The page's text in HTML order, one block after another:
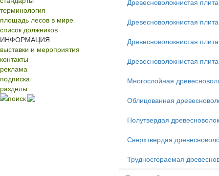
терминология
площадь лесов в мире
список должников
ИНФОРМАЦИЯ
выставки и мероприятия
контакты
реклама
подписка
разделы
поиск
Древесноволокнистая
Древесноволокнистая
Древесноволокнистая
Древесноволокнистая
Многослойная
Облицованная
Полутвердая
Сверхтвердая
Трудносгораемая